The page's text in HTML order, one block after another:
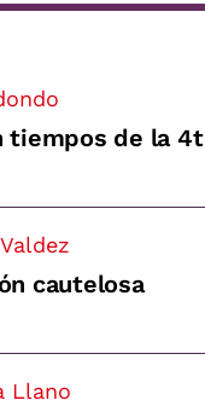
tiempos de la 4t
cautelosa
Llano